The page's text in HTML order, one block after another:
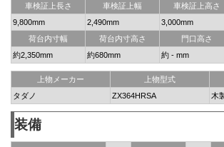
車検証上長さ 車検証上幅 車検証上高さ
9,800mm
2,490mm 3,000mm
荷台内寸幅
荷台内寸高さ 門口高さ
約2,350mm
約680mm 約 - mm
上物メーカー 上物型式
タダノ
ZX364HRSA 木
装備